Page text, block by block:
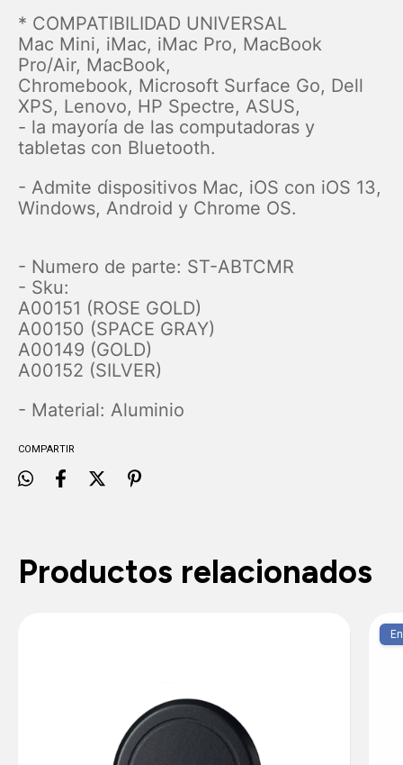
* COMPATIBILIDAD UNIVERSAL
Mac Mini, iMac, iMac Pro, MacBook
Pro/Air, MacBook,
Chromebook, Microsoft Surface Go, Dell
XPS, Lenovo, HP Spectre, ASUS,
- la mayoría de las computadoras y
tabletas con Bluetooth.
- Admite dispositivos Mac, iOS con iOS 13,
Windows, Android y Chrome OS.
- Numero de parte: ST-ABTCMR
- Sku:
A00151 (ROSE GOLD)
A00150 (SPACE GRAY)
A00149 (GOLD)
A00152 (SILVER)
- Material: Aluminio
COMPARTIR
Productos relacionados